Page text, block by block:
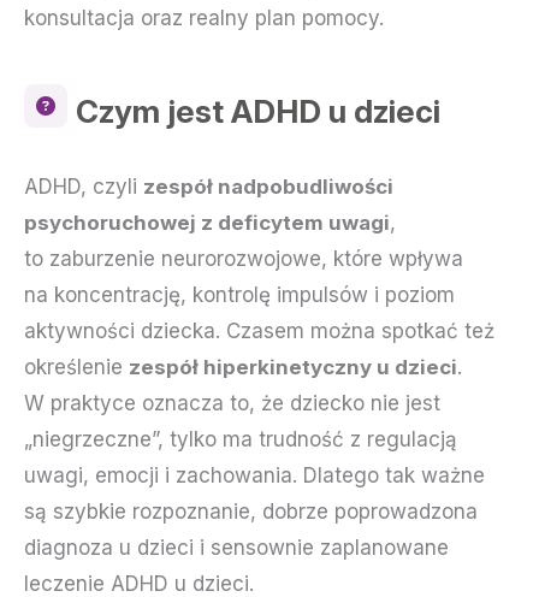
konsultacja oraz realny plan pomocy.
Czym jest ADHD u dzieci
ADHD, czyli zespół nadpobudliwości
psychoruchowej z deficytem uwagi,
to zaburzenie neurorozwojowe, które wpływa
na koncentrację, kontrolę impulsów i poziom
aktywności dziecka. Czasem można spotkać też
określenie zespół hiperkinetyczny u dzieci.
W praktyce oznacza to, że dziecko nie jest
„niegrzeczne”, tylko ma trudność z regulacją
uwagi, emocji i zachowania. Dlatego tak ważne
są szybkie rozpoznanie, dobrze poprowadzona
diagnoza u dzieci i sensownie zaplanowane
leczenie ADHD u dzieci.